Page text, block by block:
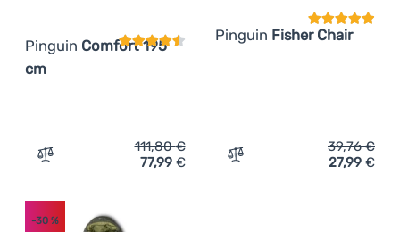
Pinguin Comfort 195
cm
Zum Vergleich 'Schlafsack Pinguin Comfort 195 cm'
111,80€
77,99 €
Pinguin Fisher Chair
Zum Vergleich
39,76€
27,99 €
-30 %